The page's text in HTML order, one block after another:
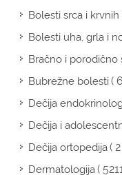
Bolesti srca i
Bolesti uha, grla i
Bračno i porodično
Bubrežne bolesti(
Dečija
Dečija i
Dečija ortopedija(
Dermatologija(